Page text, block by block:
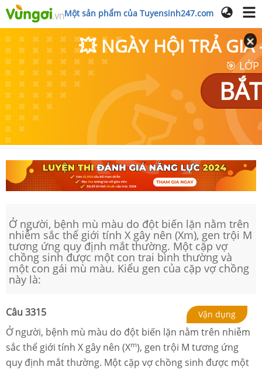
Một sản phẩm của Tuyensinh247.com
💥 NGÀY HỘI TRẢ GIÁ
🎯
Ở người, bệnh mù màu do đột biến lặn nằm trên
nhiễm sắc thể giới tính X gây nên (Xm), gen trội M
tương ứng quy định mắt thường. Một cặp vợ
chồng sinh được một con trai bình thường và
một con gái mù màu. Kiểu gen của cặp vợ chồng
này là:
Câu 3315 Vận dụng
Ở người, bệnh mù màu do đột biến lặn nằm trên nhiễm
sắc thể giới tính X gây nên (Xm), gen trội M tương ứng
quy định mắt thường. Một cặp vợ chồng sinh được một